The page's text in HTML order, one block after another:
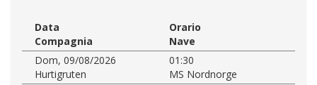
Data
Orario
Compagnia
Nave
Dom, 09/08/2026
01:30
Hurtigruten
MS Nordnorge